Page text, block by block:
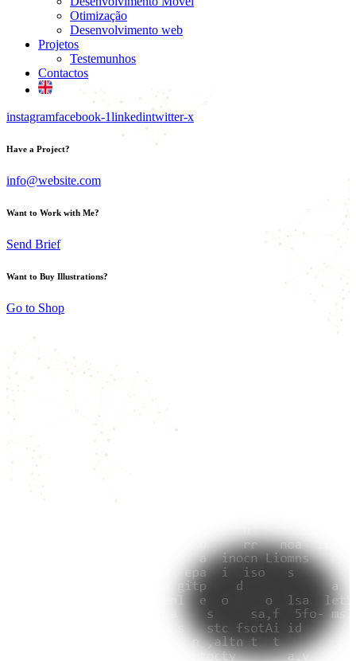
Otimização
Desenvolvimento web
Projetos
Testemunhos
Contactos
instagramfacebook-1linkedintwitter-x
Have a Project?
info@website.com
Want to Work with Me?
Send Brief
Want to Buy Illustrations?
Go to Shop